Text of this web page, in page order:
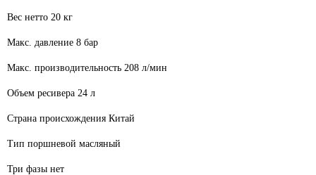
Вес нетто 20 кг
Макс. давление 8 бар
Макс. производительность 208 л/мин
Объем ресивера 24 л
Страна происхождения Китай
Тип поршневой масляный
Три фазы нет